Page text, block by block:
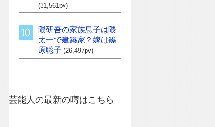
(31,561pv)
隈研吾の家族息子は隈
太一で建築家？嫁は篠
原聡子 (26,497pv)
芸能人の最新の噂はこちら